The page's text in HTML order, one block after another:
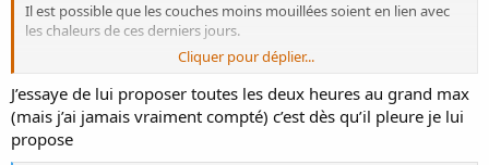
Il est possible que les couches moins mouillées soient en lien avec
les chaleurs de ces derniers jours.
Combien de tétées environ par 24h ?
Cliquer pour déplier...
J’essaye de lui proposer toutes les deux heures au grand max
(mais j’ai jamais vraiment compté) c’est dès qu’il pleure je lui
propose